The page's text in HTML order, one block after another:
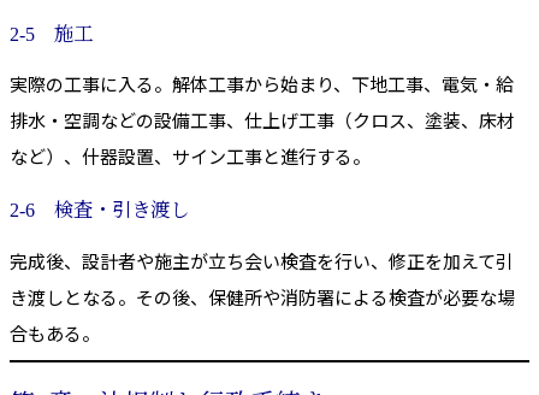
2-5 施工
実際の工事に入る。解体工事から始まり、下地工事、電気・給
排水・空調などの設備工事、仕上げ工事（クロス、塗装、床材
など）、什器設置、サイン工事と進行する。
2-6 検査・引き渡し
完成後、設計者や施主が立ち会い検査を行い、修正を加えて引
き渡しとなる。その後、保健所や消防署による検査が必要な場
合もある。